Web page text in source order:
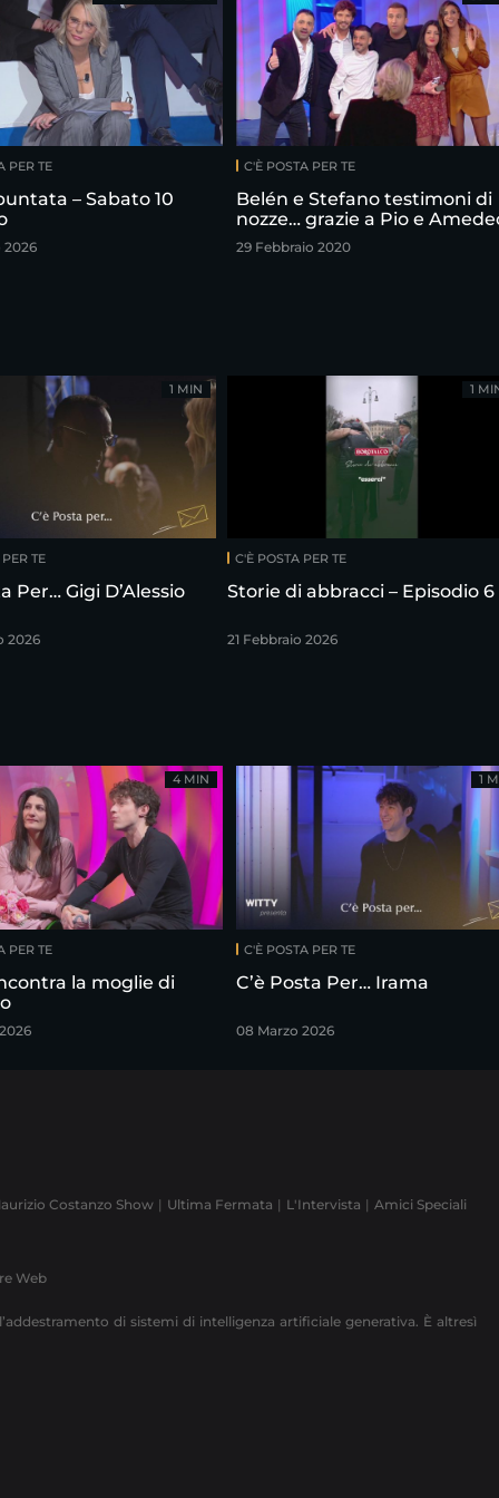
PER TE
– Sabato 10
2026
C'È POSTA PER TE
Belén e Stefano testimoni di
nozze… grazie a Pio e
29 Febbraio 2020
TE
Per… Gigi D’Alessio
2026
1 MIN
C'È POSTA PER TE
Storie di abbracci – Episodio 6
21 Febbraio 2026
1
PER TE
la moglie di
4 MIN
C'È POSTA PER TE
C’è Posta Per… Irama
08 Marzo 2026
1
Costanzo Show Ultima Fermata L'Intervista
Amici Speciali
Web
di sistemi di intelligenza artificiale generativa. È altresì